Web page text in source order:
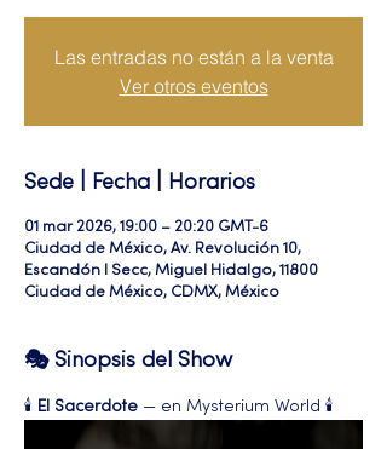
Las entradas no están a la venta
Ver otros eventos
Sede | Fecha | Horarios
01 mar 2026, 19:00 – 20:20 GMT-6
Ciudad de México, Av. Revolución 10,
Escandón I Secc, Miguel Hidalgo, 11800
Ciudad de México, CDMX, México
🎭 Sinopsis del Show
🕯️ El Sacerdote — en Mysterium World 🕯️